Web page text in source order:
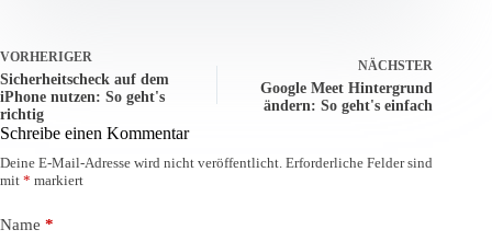
VORHERIGER
Sicherheitscheck auf dem
iPhone nutzen: So geht's
richtig
NÄCHSTER
Google Meet Hintergrund
ändern: So geht's einfach
Schreibe einen Kommentar
Deine E-Mail-Adresse wird nicht veröffentlicht. Erforderliche Felder sind
mit * markiert
Name *